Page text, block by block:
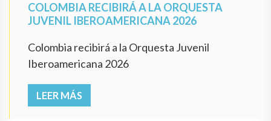
COLOMBIA RECIBIRÁ A LA ORQUESTA
JUVENIL IBEROAMERICANA 2026
Colombia recibirá a la Orquesta Juvenil
Iberoamericana 2026
LEER MÁS